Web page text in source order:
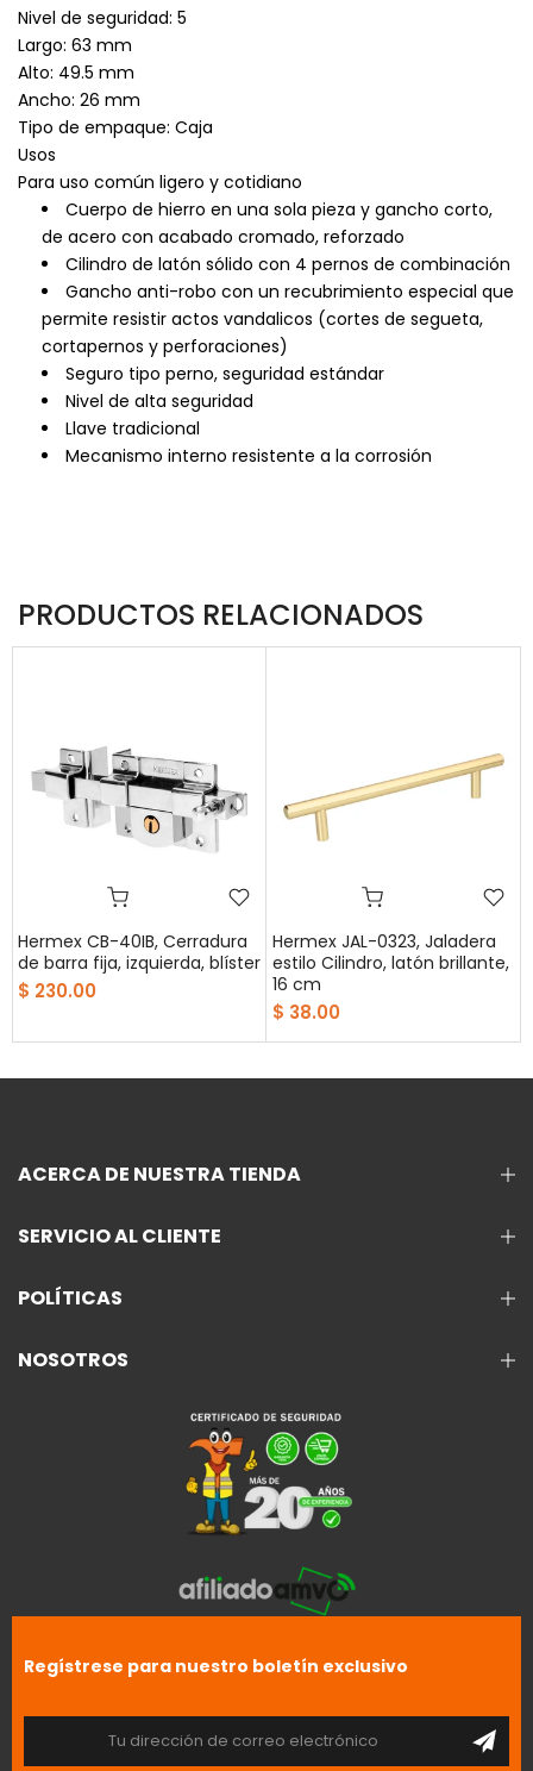
Nivel de seguridad: 5
Largo: 63 mm
Alto: 49.5 mm
Ancho: 26 mm
Tipo de empaque: Caja
Usos
Para uso común ligero y cotidiano
Cuerpo de hierro en una sola pieza y gancho corto,
de acero con acabado cromado, reforzado
Cilindro de latón sólido con 4 pernos de combinación
Gancho anti-robo con un recubrimiento especial que
permite resistir actos vandalicos (cortes de segueta,
cortapernos y perforaciones)
Seguro tipo perno, seguridad estándar
Nivel de alta seguridad
Llave tradicional
Mecanismo interno resistente a la corrosión
PRODUCTOS RELACIONADOS
Hermex CB-40IB, Cerradura
de barra fija, izquierda, blíster
$ 230.00
Hermex JAL-0323, Jaladera
estilo Cilindro, latón brillante,
16 cm
$ 38.00
ACERCA DE NUESTRA TIENDA
SERVICIO AL CLIENTE
POLÍTICAS
NOSOTROS
Regístrese para nuestro boletín exclusivo